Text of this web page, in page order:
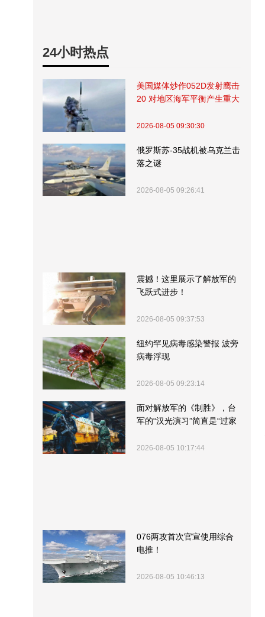
24小时热点
美国媒体炒作052D发射鹰击
20 对地区海军平衡产生重大
2026-08-05 09:30:30
俄罗斯苏-35战机被乌克兰击
落之谜
2026-08-05 09:26:41
震撼！这里展示了解放军的
飞跃式进步！
2026-08-05 09:37:53
纽约罕见病毒感染警报 波旁
病毒浮现
2026-08-05 09:23:14
面对解放军的《制胜》，台
军的“汉光演习”简直是“过家
2026-08-05 10:17:44
076两攻首次官宣使用综合
电推！
2026-08-05 10:46:13